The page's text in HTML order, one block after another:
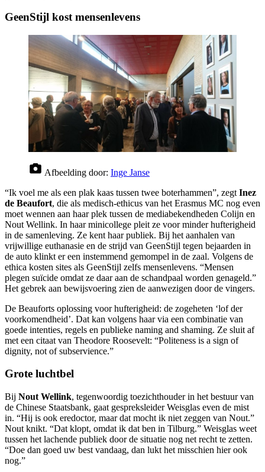
GeenStijl kost mensenlevens
Afbeelding door: Inge Janse
“Ik voel me als een plak kaas tussen twee boterhammen”, zegt Inez
de Beaufort, die als medisch-ethicus van het Erasmus MC nog even
moet wennen aan haar plek tussen de mediabekendheden Colijn en
Nout Wellink. In haar minicollege pleit ze voor minder hufterigheid
in de samenleving. Ze kent haar publiek. Bij het aanhalen van
vrijwillige euthanasie en de strijd van GeenStijl tegen bejaarden in
de auto klinkt er een instemmend gemompel in de zaal. Volgens de
ethica kosten sites als GeenStijl zelfs mensenlevens. “Mensen
plegen suïcide omdat ze daar aan de schandpaal worden genageld.”
Het gebrek aan bewijsvoering zien de aanwezigen door de vingers.
De Beauforts oplossing voor hufterigheid: de zogeheten ‘lof der
voorkomendheid’. Dat kan volgens haar via een combinatie van
goede intenties, regels en publieke naming and shaming. Ze sluit af
met een citaat van Theodore Roosevelt: “Politeness is a sign of
dignity, not of subservience.”
Grote luchtbel
Bij Nout Wellink, tegenwoordig toezichthouder in het bestuur van
de Chinese Staatsbank, gaat gespreksleider Weisglas even de mist
in. “Hij is ook eredoctor, maar dat mocht ik niet zeggen van Nout.”
Nout knikt. “Dat klopt, omdat ik dat ben in Tilburg.” Weisglas weet
tussen het lachende publiek door de situatie nog net recht te zetten.
“Doe dan goed uw best vandaag, dan lukt het misschien hier ook
nog.”